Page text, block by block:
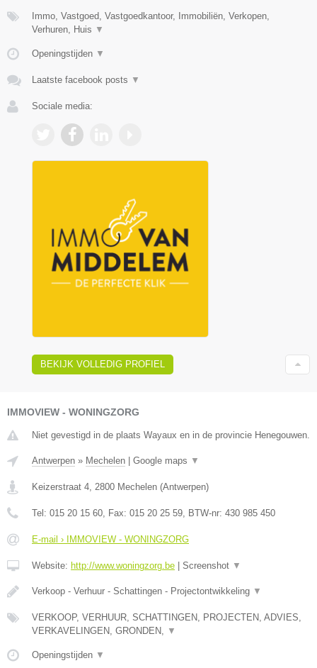
Immo, Vastgoed, Vastgoedkantoor, Immobiliën, Verkopen,
Verhuren, Huis ▼
Openingstijden ▼
Laatste facebook posts ▼
Sociale media:
BEKIJK VOLLEDIG PROFIEL
IMMOVIEW - WONINGZORG
Niet gevestigd in de plaats Wayaux en in de provincie Henegouwen.
Antwerpen » Mechelen Google maps ▼
Keizerstraat 4 2800 Mechelen (Antwerpen)
Tel: 015 20 15 60 , Fax: 015 20 25 59 , BTW-nr: 430 985 450
E-mail › IMMOVIEW - WONINGZORG
Website: http://www.woningzorg.be Screenshot ▼
Verkoop - Verhuur - Schattingen - Projectontwikkeling ▼
VERKOOP, VERHUUR, SCHATTINGEN, PROJECTEN, ADVIES,
VERKAVELINGEN, GRONDEN,
▼
Openingstijden ▼